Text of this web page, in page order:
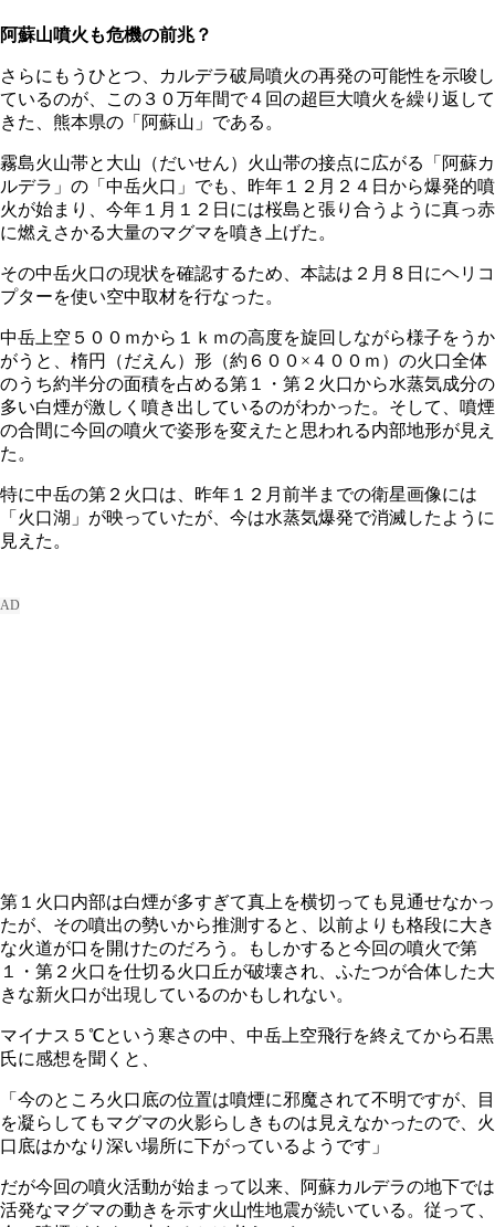
阿蘇山噴火も危機の前兆？
さらにもうひとつ、カルデラ破局噴火の再発の可能性を示唆し
ているのが、この３０万年間で４回の超巨大噴火を繰り返して
きた、熊本県の「阿蘇山」である。
霧島火山帯と大山（だいせん）火山帯の接点に広がる「阿蘇カ
ルデラ」の「中岳火口」でも、昨年１２月２４日から爆発的噴
火が始まり、今年１月１２日には桜島と張り合うように真っ赤
に燃えさかる大量のマグマを噴き上げた。
その中岳火口の現状を確認するため、本誌は２月８日にヘリコ
プターを使い空中取材を行なった。
中岳上空５００ｍから１ｋｍの高度を旋回しながら様子をうか
がうと、楕円（だえん）形（約６００×４００ｍ）の火口全体
のうち約半分の面積を占める第１・第２火口から水蒸気成分の
多い白煙が激しく噴き出しているのがわかった。そして、噴煙
の合間に今回の噴火で姿形を変えたと思われる内部地形が見え
た。
特に中岳の第２火口は、昨年１２月前半までの衛星画像には
「火口湖」が映っていたが、今は水蒸気爆発で消滅したように
見えた。
第１火口内部は白煙が多すぎて真上を横切っても見通せなかっ
たが、その噴出の勢いから推測すると、以前よりも格段に大き
な火道が口を開けたのだろう。もしかすると今回の噴火で第
１・第２火口を仕切る火口丘が破壊され、ふたつが合体した大
きな新火口が出現しているのかもしれない。
マイナス５℃という寒さの中、中岳上空飛行を終えてから石黒
氏に感想を聞くと、
「今のところ火口底の位置は噴煙に邪魔されて不明ですが、目
を凝らしてもマグマの火影らしきものは見えなかったので、火
口底はかなり深い場所に下がっているようです」
だが今回の噴火活動が始まって以来、阿蘇カルデラの地下では
活発なマグマの動きを示す火山性地震が続いている。従って、